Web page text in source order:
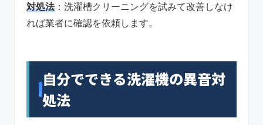
対処法：洗濯槽クリーニングを試みて改善しなけ
れば業者に確認を依頼します。
自分でできる洗濯機の異音対
処法